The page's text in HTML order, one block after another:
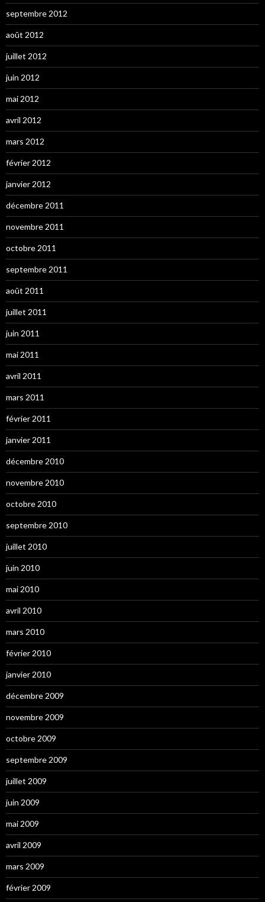
septembre 2012
août 2012
juillet 2012
juin 2012
mai 2012
avril 2012
mars 2012
février 2012
janvier 2012
décembre 2011
novembre 2011
octobre 2011
septembre 2011
août 2011
juillet 2011
juin 2011
mai 2011
avril 2011
mars 2011
février 2011
janvier 2011
décembre 2010
novembre 2010
octobre 2010
septembre 2010
juillet 2010
juin 2010
mai 2010
avril 2010
mars 2010
février 2010
janvier 2010
décembre 2009
novembre 2009
octobre 2009
septembre 2009
juillet 2009
juin 2009
mai 2009
avril 2009
mars 2009
février 2009